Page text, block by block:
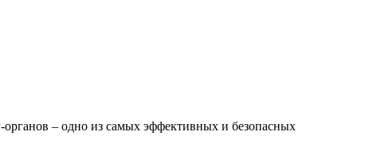
– одно из самых эффективных и безопасных